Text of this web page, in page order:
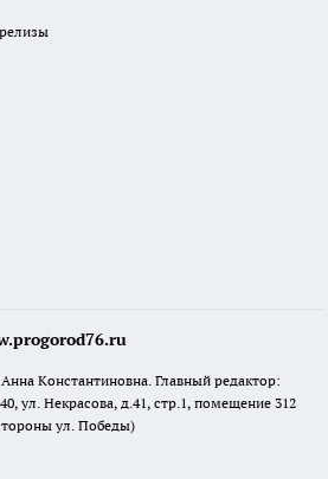
Константиновна. Главный редактор:
ул. Некрасова, д.41, стр.1, помещение 312
ул. Победы)